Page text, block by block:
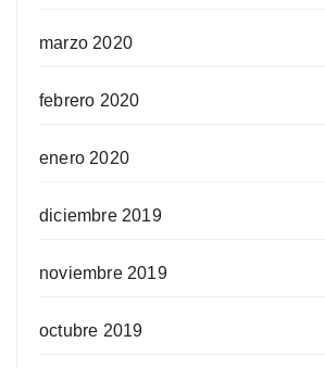
marzo 2020
febrero 2020
enero 2020
diciembre 2019
noviembre 2019
octubre 2019